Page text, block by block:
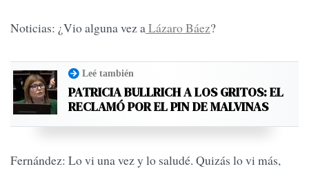
Noticias: ¿Vio alguna vez aLázaro Báez?
Leé también
PATRICIA BULLRICH A LOS GRITOS: EL
RECLAMÓ POR EL PIN DE MALVINAS
Fernández: Lo vi una vez y lo saludé. Quizás lo vi más,